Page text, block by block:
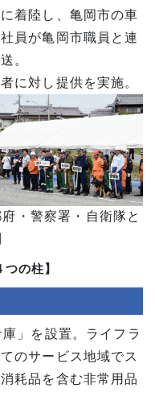
着陸し、亀岡市の車
員が亀岡市職員と連
。
に対し提供を実施。
・警察署・自衛隊と
の柱】
」を設置。ライフラ
のサービス地域でス
耗品を含む非常用品